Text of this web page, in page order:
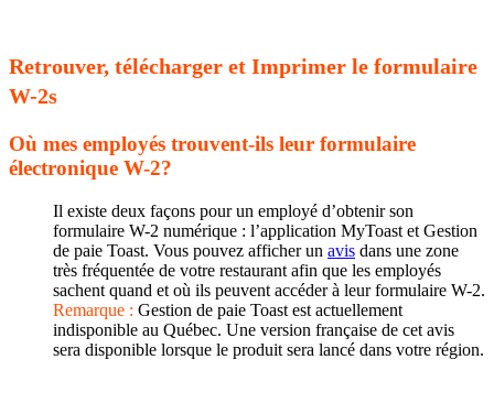
Retrouver, télécharger et Imprimer le formulaire
W-2s
Où mes employés trouvent-ils leur formulaire
électronique W-2?
Il existe deux façons pour un employé d’obtenir son
formulaire W-2 numérique : l’application MyToast et Gestion
de paie Toast. Vous pouvez afficher un avis dans une zone
très fréquentée de votre restaurant afin que les employés
sachent quand et où ils peuvent accéder à leur formulaire W-2.
Remarque : Gestion de paie Toast est actuellement
indisponible au Québec. Une version française de cet avis
sera disponible lorsque le produit sera lancé dans votre région.